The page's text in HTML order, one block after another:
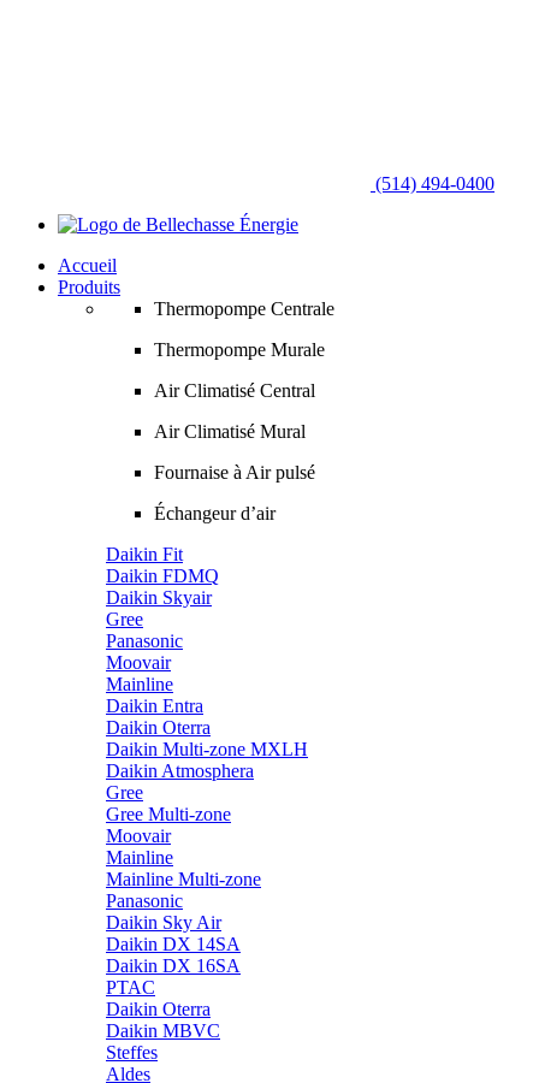
(514) 494-0400
Accueil
Produits
Thermopompe Centrale
Thermopompe Murale
Air Climatisé Central
Air Climatisé Mural
Fournaise à Air pulsé
Échangeur d’air
Daikin Fit
Daikin FDMQ
Daikin Skyair
Gree
Panasonic
Moovair
Mainline
Daikin Entra
Daikin Oterra
Daikin Multi-zone MXLH
Daikin Atmosphera
Gree
Gree Multi-zone
Moovair
Mainline
Mainline Multi-zone
Panasonic
Daikin Sky Air
Daikin DX 14SA
Daikin DX 16SA
PTAC
Daikin Oterra
Daikin MBVC
Steffes
Aldes